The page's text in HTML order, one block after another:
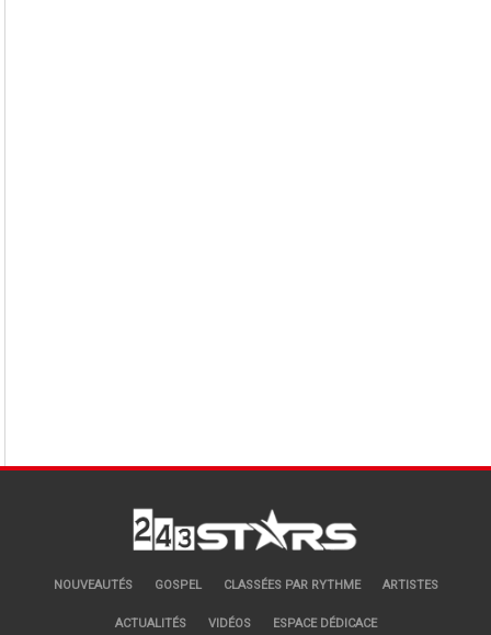
NOUVEAUTÉS GOSPEL CLASSÉES PAR RYTHME ARTISTES
ACTUALITÉS VIDÉOS ESPACE DÉDICACE